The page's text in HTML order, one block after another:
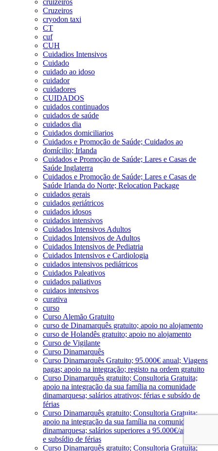
Cruzeiros
cryodon taxi
CT
cuf
CUH
Cuidadios Intensivos
Cuidado
cuidado ao idoso
cuidador
cuidadores
CUIDADOS
cuidados continuados
cuidados de saúde
cuidados dia
Cuidados domiciliarios
Cuidados e Promoção de Saúde; Cuidados ao
domícilio; Irlanda
Cuidados e Promoção de Saúde; Lares e Casas de
Saúde Inglaterra
Cuidados e Promoção de Saúde; Lares e Casas de
Saúde Irlanda do Norte; Relocation Package
cuidados gerais
cuidados geriátricos
cuidados idosos
cuidados intensivos
Cuidados Intensivos Adultos
Cuidados Intensivos de Adultos
Cuidados Intensivos de Pediatria
Cuidados Intensivos e Cardiologia
cuidados intensivos pediátricos
Cuidados Paleativos
cuidados paliativos
cuidaos intensivos
curativa
curso
Curso Alemão Gratuito
curso de Dinamarquês gratuito; apoio no alojamento
curso de Holandês gratuito; apoio no alojamento
Curso de Vigilante
Curso Dinamarquês
Curso Dinamarquês Gratuito; 95.000€ anual; Viagens
pagas; apoio na integração; registo na ordem gratuito
Curso Dinamarquês gratuito; Consultoria Gratuita;
apoio na integração da sua família na comunidade
dinamarquesa; salários atrativos; férias e subsído de
férias
Curso Dinamarquês gratuito; Consultoria Gratuita;
apoio na integração da sua família na comunidade
dinamarquesa; salários superiores a 95.000€/ano; férias
e subsídio de férias
Curso Dinamarquês gratuito; Consultoria Gratuita;